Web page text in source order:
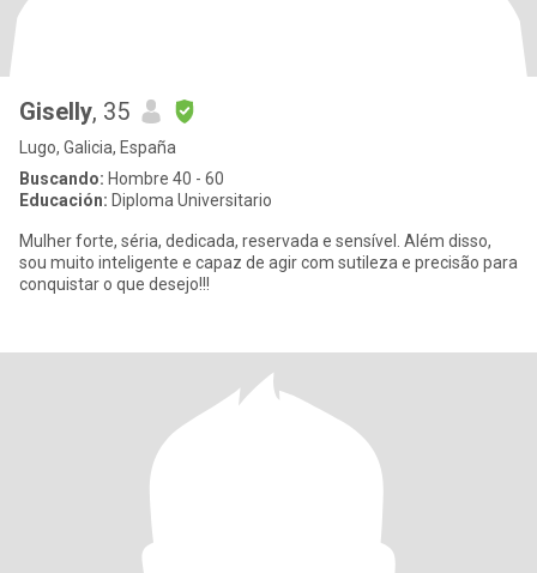
Giselly, 35
Lugo, Galicia, España
Buscando: Hombre 40 - 60
Educación: Diploma Universitario
Mulher forte, séria, dedicada, reservada e sensível. Além disso,
sou muito inteligente e capaz de agir com sutileza e precisão para
conquistar o que desejo!!!